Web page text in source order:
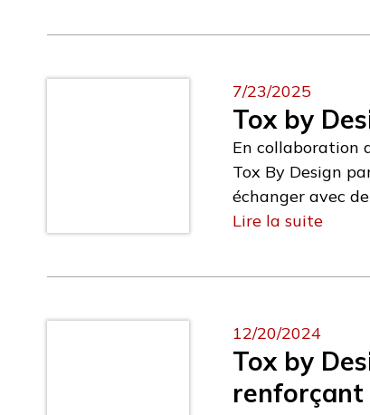
7/23/2025
Tox by
En collaboration
Tox By Design
échanger avec
en Asie,
Lire la suite
12/20/2024
Tox by
renforçant